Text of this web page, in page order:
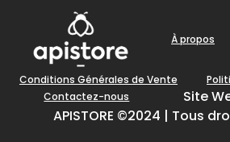
À propos
Conditions Générales de Vente
Contactez-nous
Site
APISTORE ©2024 | Tous